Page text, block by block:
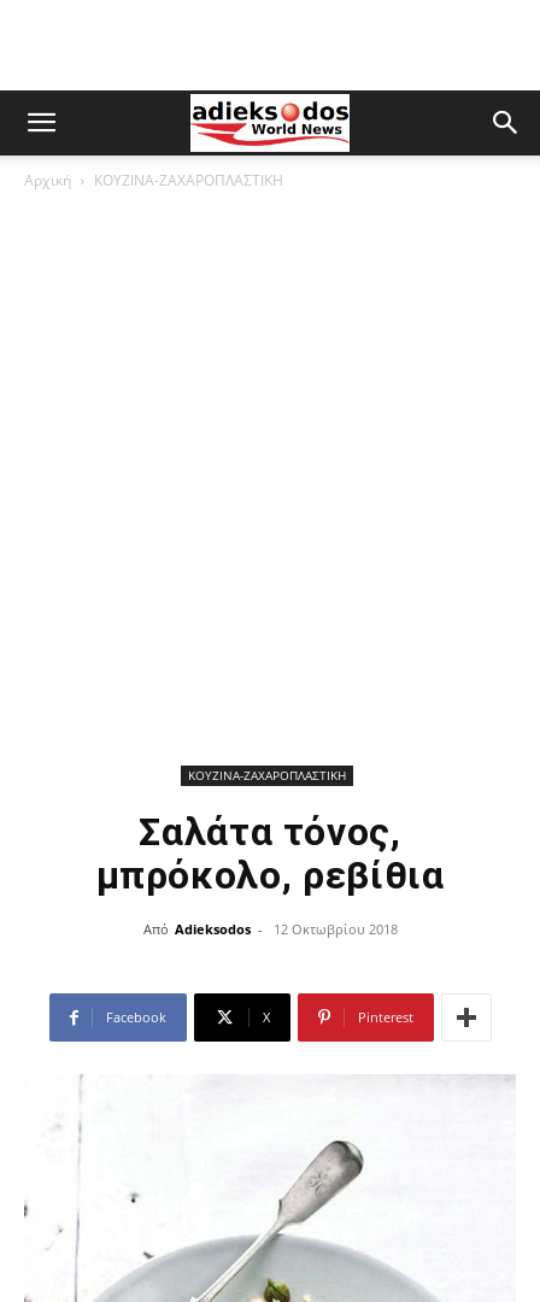
Αρχική ΚΟΥΖΙΝΑ-ΖΑΧΑΡΟΠΛΑΣΤΙΚΗ
ΚΟΥΖΙΝΑ-ΖΑΧΑΡΟΠΛΑΣΤΙΚΗ
Σαλάτα τόνος,
μπρόκολο, ρεβίθια
Από Adieksodos - 12 Οκτωβρίου 2018
Facebook X Pinterest